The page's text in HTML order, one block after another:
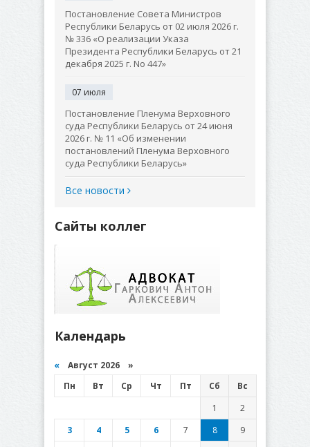
Постановление Совета Министров
Республики Беларусь от 02 июля 2026 г.
№ 336 «О реализации Указа
Президента Республики Беларусь от 21
декабря 2025 г. No 447»
07 июля
Постановление Пленума Верховного
суда Республики Беларусь от 24 июня
2026 г. № 11 «Об изменении
постановлений Пленума Верховного
суда Республики Беларусь»
Все новости
Сайты коллег
Календарь
« Август 2026 »
Пн
Вт Ср Чт Пт Сб
Вс
1
2
3
4 5 6 7 8
9